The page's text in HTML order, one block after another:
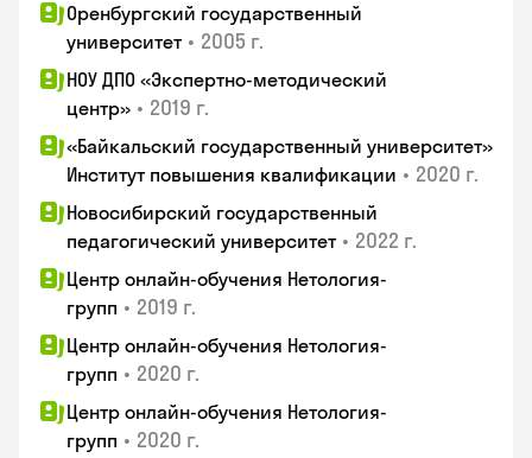
Оренбургский государственный
университет • 2005 г.
НОУ ДПО «Экспертно-методический
центр» • 2019 г.
«Байкальский государственный университет»
Институт повышения квалификации • 2020 г.
Новосибирский государственный
педагогический университет • 2022 г.
Центр онлайн-обучения Нетология-
групп • 2019 г.
Центр онлайн-обучения Нетология-
групп • 2020 г.
Центр онлайн-обучения Нетология-
групп • 2020 г.